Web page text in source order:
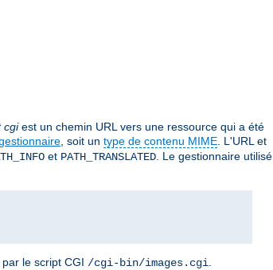
cgiest un chemin URL vers une ressource qui a été
, soit un type de contenu MIME . L'URL et
et PATH_TRANSLATED . Le gestionnaire utilisé
le script CGI /cgi-bin/images.cgi